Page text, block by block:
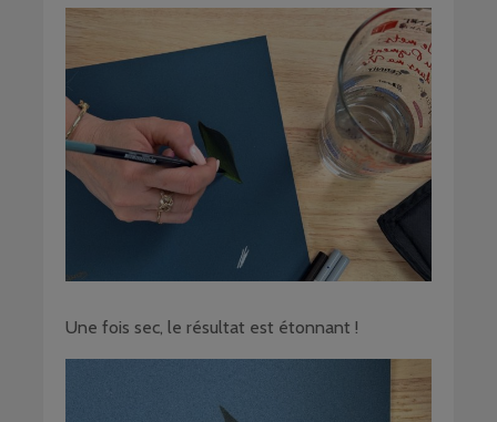
Une fois sec, le résultat est étonnant !